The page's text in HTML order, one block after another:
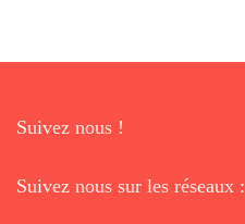
Suivez nous !
Suivez nous sur les réseaux :